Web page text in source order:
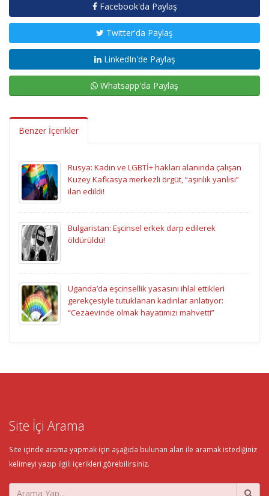
Facebook'da Paylaş
Twitter'da Paylaş
LinkedIn'de Paylaş
Whatsapp'da Paylaş
Benzer İçerikler
Rusya: Kadın ve LGBTİ+ hakları alanında çalışan
Kuzey Kafkasya merkezli örgüt, “aşırılık yanlısı”
ilan edildi!
Bulgaristan: Eşcinsel erkek darp edilerek
öldürüldü!
Uganda’da eşcinsellik yasasını ihlal ettikleri
gerekçesiyle tutuklanan kadınlar anlatıyor:
“Cezaevinde olmak hayatımızı mahvetti”
Site İçi Arama
Site içinde arama yapmak için aşağıda bulunan alan ile aramak istediğiniz
kelimeyi yazıp ilgili içerikleri görebilirsiniz.